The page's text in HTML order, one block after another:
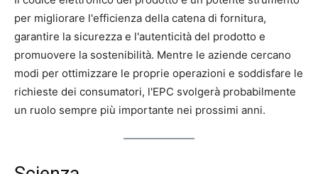
per migliorare l'efficienza della catena di fornitura,
garantire la sicurezza e l'autenticità del prodotto e
promuovere la sostenibilità. Mentre le aziende cercano
modi per ottimizzare le proprie operazioni e soddisfare le
richieste dei consumatori, l'EPC svolgerà probabilmente
un ruolo sempre più importante nei prossimi anni.